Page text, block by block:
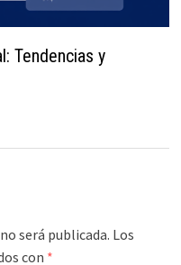
Tendencias y
será publicada. Los
con *